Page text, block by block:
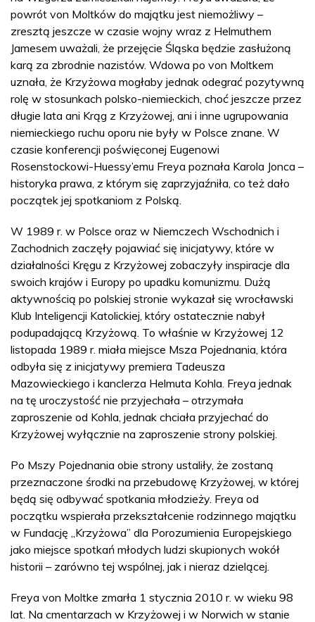
powrót von Moltków do majątku jest niemożliwy –
zresztą jeszcze w czasie wojny wraz z Helmuthem
Jamesem uważali, że przejęcie Śląska będzie zasłużoną
karą za zbrodnie nazistów. Wdowa po von Moltkem
uznała, że Krzyżowa mogłaby jednak odegrać pozytywną
rolę w stosunkach polsko-niemieckich, choć jeszcze przez
długie lata ani Krąg z Krzyżowej, ani i inne ugrupowania
niemieckiego ruchu oporu nie były w Polsce znane. W
czasie konferencji poświęconej Eugenowi
Rosenstockowi-Huessy’emu Freya poznała Karola Jonca –
historyka prawa, z którym się zaprzyjaźniła, co też dało
początek jej spotkaniom z Polską.
W 1989 r. w Polsce oraz w Niemczech Wschodnich i
Zachodnich zaczęły pojawiać się inicjatywy, które w
działalności Kręgu z Krzyżowej zobaczyły inspiracje dla
swoich krajów i Europy po upadku komunizmu. Dużą
aktywnością po polskiej stronie wykazał się wrocławski
Klub Inteligencji Katolickiej, który ostatecznie nabył
podupadającą Krzyżową. To właśnie w Krzyżowej 12
listopada 1989 r. miała miejsce Msza Pojednania, która
odbyła się z inicjatywy premiera Tadeusza
Mazowieckiego i kanclerza Helmuta Kohla. Freya jednak
na tę uroczystość nie przyjechała – otrzymała
zaproszenie od Kohla, jednak chciała przyjechać do
Krzyżowej wyłącznie na zaproszenie strony polskiej.
Po Mszy Pojednania obie strony ustaliły, że zostaną
przeznaczone środki na przebudowę Krzyżowej, w której
będą się odbywać spotkania młodzieży. Freya od
początku wspierała przekształcenie rodzinnego majątku
w Fundację „Krzyżowa” dla Porozumienia Europejskiego
jako miejsce spotkań młodych ludzi skupionych wokół
historii – zarówno tej wspólnej, jak i nieraz dzielącej.
Freya von Moltke zmarła 1 stycznia 2010 r. w wieku 98
lat. Na cmentarzach w Krzyżowej i w Norwich w stanie